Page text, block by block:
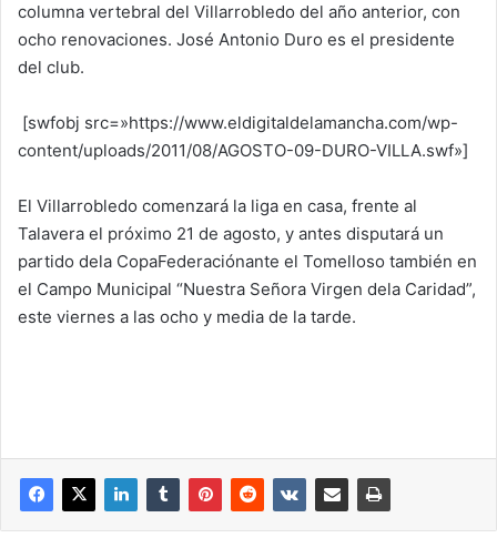
columna vertebral del Villarrobledo del año anterior, con
ocho renovaciones. José Antonio Duro es el presidente
del club.
[swfobj src=»https://www.eldigitaldelamancha.com/wp-
content/uploads/2011/08/AGOSTO-09-DURO-VILLA.swf»]
El Villarrobledo comenzará la liga en casa, frente al
Talavera el próximo 21 de agosto, y antes disputará un
partido dela CopaFederaciónante el Tomelloso también en
el Campo Municipal “Nuestra Señora Virgen dela Caridad”,
este viernes a las ocho y media de la tarde.